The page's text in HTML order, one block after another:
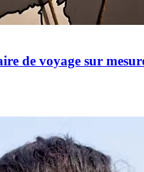
de voyage sur